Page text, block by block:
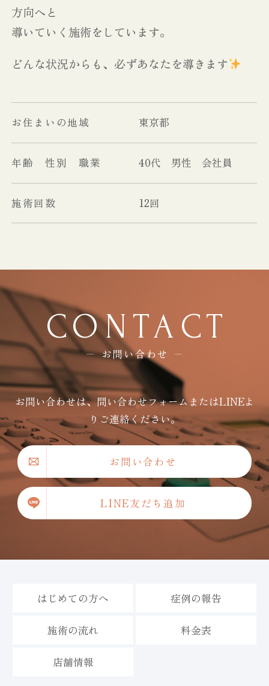
方向へと
導いていく施術をしています。
どんな状況からも、必ずあなたを導きます
お住まいの地域 東京都
年齢 性別 職業 40代 男性 会社員
施術回数 12回
お問い合わせ
CONTACT
お問い合わせは、問い合わせフォームまたはLINEよ
りご連絡ください。
お問い合わせ
LINE友だち追加
はじめての方へ 症例の報告
施術の流れ 料金表
店舗情報